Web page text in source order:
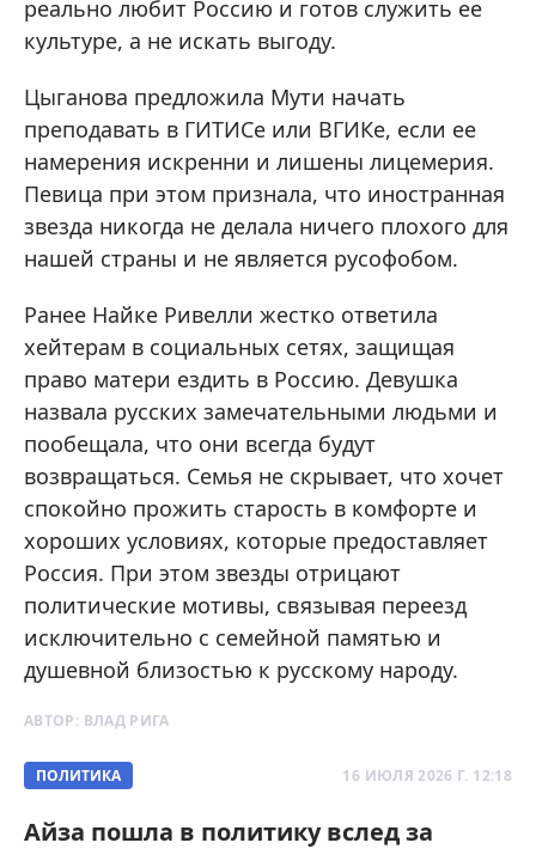
реально любит Россию и готов служить ее
культуре, а не искать выгоду.
Цыганова предложила Мути начать
преподавать в ГИТИСе или ВГИКе, если ее
намерения искренни и лишены лицемерия.
Певица при этом признала, что иностранная
звезда никогда не делала ничего плохого для
нашей страны и не является русофобом.
Ранее Найке Ривелли жестко ответила
хейтерам в социальных сетях, защищая
право матери ездить в Россию. Девушка
назвала русских замечательными людьми и
пообещала, что они всегда будут
возвращаться. Семья не скрывает, что хочет
спокойно прожить старость в комфорте и
хороших условиях, которые предоставляет
Россия. При этом звезды отрицают
политические мотивы, связывая переезд
исключительно с семейной памятью и
душевной близостью к русскому народу.
АВТОР: ВЛАД РИГА
ПОЛИТИКА 16 ИЮЛЯ 2026 Г. 12:18
Айза пошла в политику вслед за